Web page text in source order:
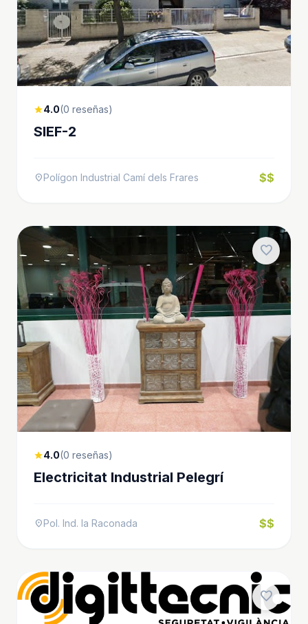
star4.0(0 reseñas)
SIEF-2
location_onPolígon Industrial Camí dels Frares $$
favorite
star4.0(0 reseñas)
Electricitat Industrial Pelegrí
location_onPol. Ind. la Raconada $$
favorite